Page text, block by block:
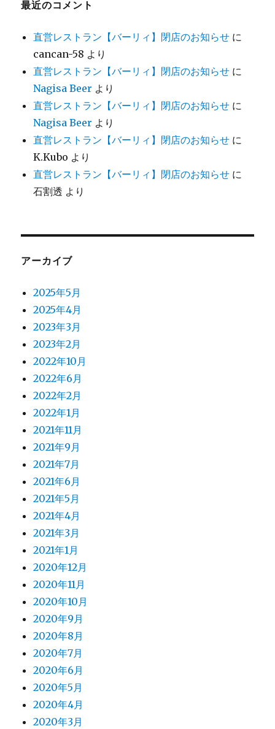
最近のコメント
直営レストラン【バーリィ】閉店のお知らせ に
cancan-58 より
直営レストラン【バーリィ】閉店のお知らせ に
Nagisa Beer より
直営レストラン【バーリィ】閉店のお知らせ に
Nagisa Beer より
直営レストラン【バーリィ】閉店のお知らせ に
K.Kubo より
直営レストラン【バーリィ】閉店のお知らせ に
石割透 より
アーカイブ
2025年5月
2025年4月
2023年3月
2023年2月
2022年10月
2022年6月
2022年2月
2022年1月
2021年11月
2021年9月
2021年7月
2021年6月
2021年5月
2021年4月
2021年3月
2021年1月
2020年12月
2020年11月
2020年10月
2020年9月
2020年8月
2020年7月
2020年6月
2020年5月
2020年4月
2020年3月